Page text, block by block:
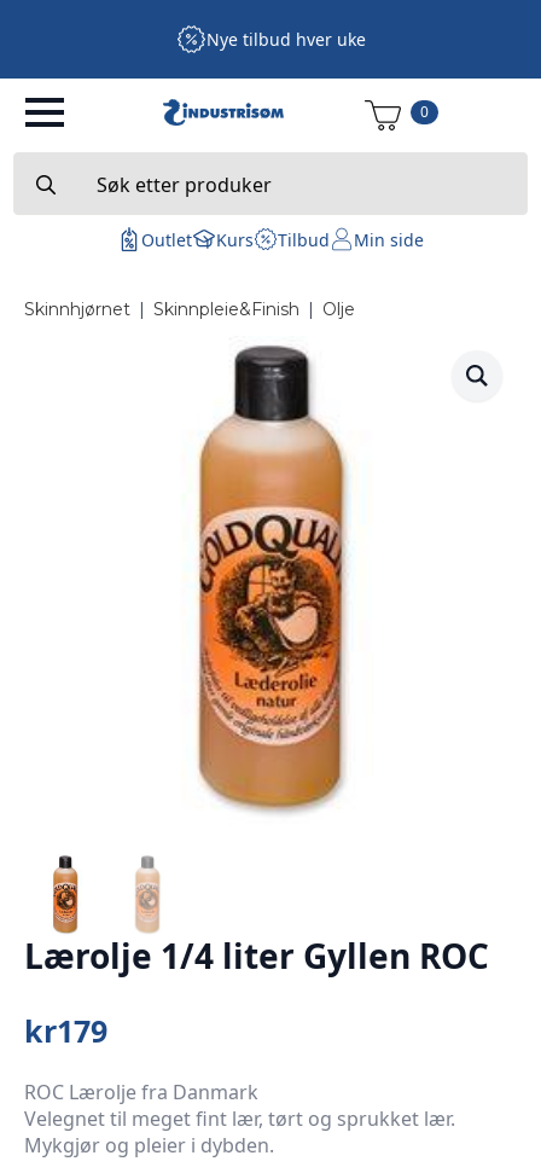
Nye tilbud hver uke
0
for:
Outlet Kurs Tilbud Min side
Skinnhjørnet | Skinnpleie&Finish | Olje
Lærolje 1/4 liter Gyllen ROC
kr179
ROC Lærolje fra Danmark
Velegnet til meget fint lær, tørt og sprukket lær.
Mykgjør og pleier i dybden.